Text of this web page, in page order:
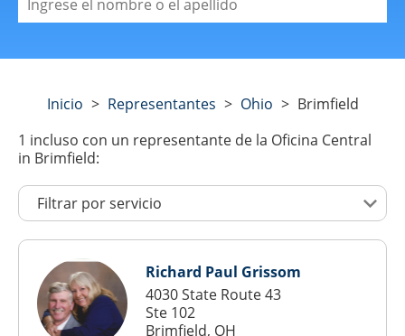
Inicio > Representantes > Ohio > Brimfield
1 incluso con un representante de la Oficina Central
in Brimfield:
Richard Paul Grissom
4030 State Route 43
Ste 102
Brimfield, OH